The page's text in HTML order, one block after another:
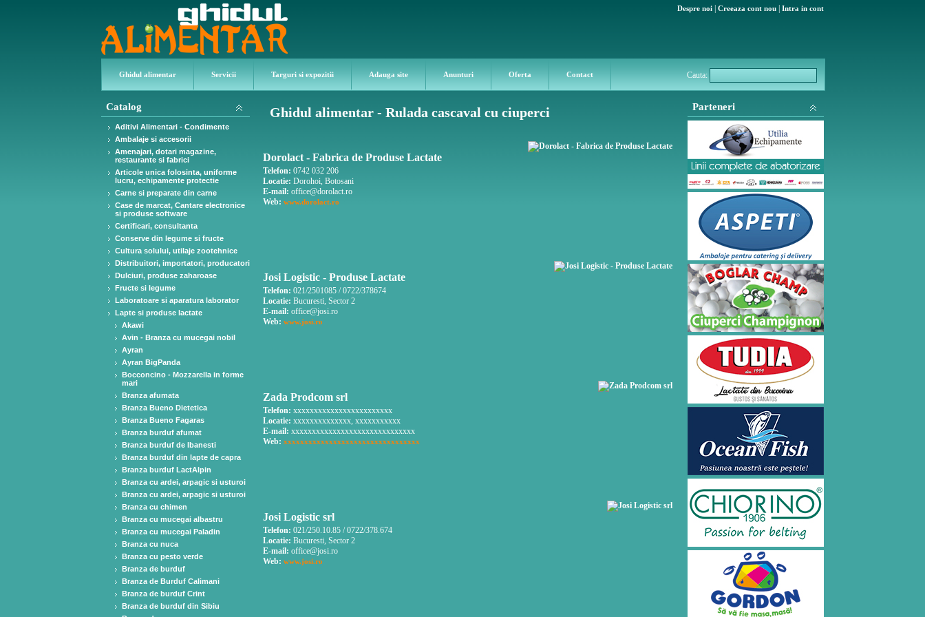
Despre noi Creeaza cont nou Intra in cont
Ghidul alimentar Servicii Targuri si expozitii Adauga site Anunturi Oferta Contact Cauta:
Parteneri
Catalog
Aditivi Alimentari - Condimente
Ambalaje si accesorii
Amenajari, dotari magazine,
restaurante si fabrici
Articole unica folosinta, uniforme
lucru, echipamente protectie
Carne si preparate din carne
Case de marcat, Cantare electronice
si produse software
Certificari, consultanta
Conserve din legume si fructe
Cultura solului, utilaje zootehnice
Distribuitori, importatori, producatori
Dulciuri, produse zaharoase
Fructe si legume
Laboratoare si aparatura laborator
Lapte si produse lactate
Akawi
Avin - Branza cu mucegai nobil
Ayran
Ayran BigPanda
Bocconcino - Mozzarella in forme
mari
Branza afumata
Branza Bueno Dietetica
Branza Bueno Fagaras
Branza burduf afumat
Branza burduf de Ibanesti
Branza burduf din lapte de capra
Branza burduf LactAlpin
Branza cu ardei, arpagic si usturoi
Branza cu ardei, arpagic si usturoi
Branza cu chimen
Branza cu mucegai albastru
Branza cu mucegai Paladin
Branza cu nuca
Branza cu pesto verde
Branza de burduf
Branza de Burduf Calimani
Branza de burduf Crint
Branza de burduf din Sibiu
Ghidul alimentar - Rulada cascaval cu ciuperci
Dorolact - Fabrica de Produse Lactate
Telefon: 0742 032 206
Locatie: Dorohoi, Botosani
E-mail: office@dorolact.ro
Web: www.dorolact.ro
Josi Logistic - Produse Lactate
Telefon: 021/2501085 / 0722/378674
Locatie: Bucuresti, Sector 2
E-mail: office@josi.ro
Web: www.josi.ro
Zada Prodcom srl
Telefon: xxxxxxxxxxxxxxxxxxxxxxxx
Locatie: xxxxxxxxxxxxxx, xxxxxxxxxxx
E-mail: xxxxxxxxxxxxxxxxxxxxxxxxxxxxxx
Web: xxxxxxxxxxxxxxxxxxxxxxxxxxxxxxxxx
Josi Logistic srl
Telefon: 021/250.10.85 / 0722/378.674
Locatie: Bucuresti, Sector 2
E-mail: office@josi.ro
Web: www.josi.ro